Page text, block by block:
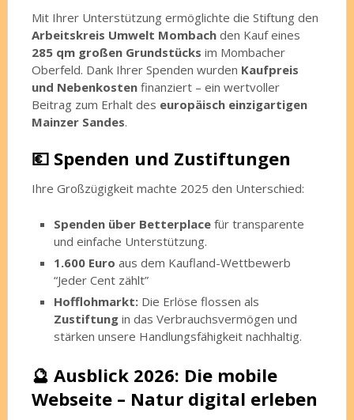
Mit Ihrer Unterstützung ermöglichte die Stiftung den
Arbeitskreis Umwelt Mombachden Kauf eines
285 qm großen Grundstücks im Mombacher
Oberfeld. Dank Ihrer Spenden wurden Kaufpreis
und Nebenkostenfinanziert – ein wertvoller
Beitrag zum Erhalt des europäisch einzigartigen
Mainzer Sandes.
💶 Spenden und Zustiftungen
Ihre Großzügigkeit machte 2025 den Unterschied:
Spenden über Betterplace für transparente
und einfache Unterstützung.
1.600 Euro aus dem Kaufland-Wettbewerb
“Jeder Cent zählt”
Hofflohmarkt: Die Erlöse flossen als
Zustiftung in das Verbrauchsvermögen und
stärken unsere Handlungsfähigkeit nachhaltig.
🔮 Ausblick 2026: Die mobile
Webseite – Natur digital erleben